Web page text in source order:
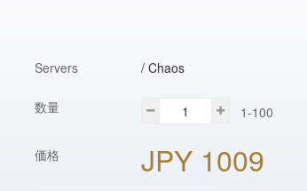
Servers / Chaos
数量 1-100
価格 JPY 1009